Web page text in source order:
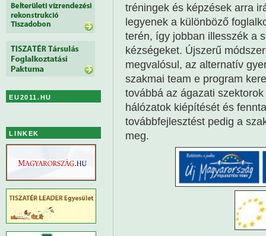
tréningek és képzések arra
legyenek a különböző
terén, így jobban illesszék a
kézségeket. Újszerű
megvalósul, az alternatív
szakmai team e program
továbbá az ágazati
hálózatok kiépítését és
továbbfejlesztést pedig a
meg.
EU2011.HU
LINKEK